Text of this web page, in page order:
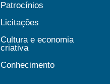
Patrocínios
Licitações
Cultura e economia
criativa
Conhecimento